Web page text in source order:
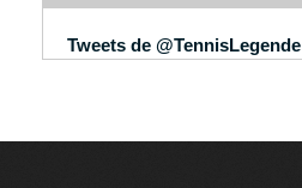
Tweets de @TennisLegende